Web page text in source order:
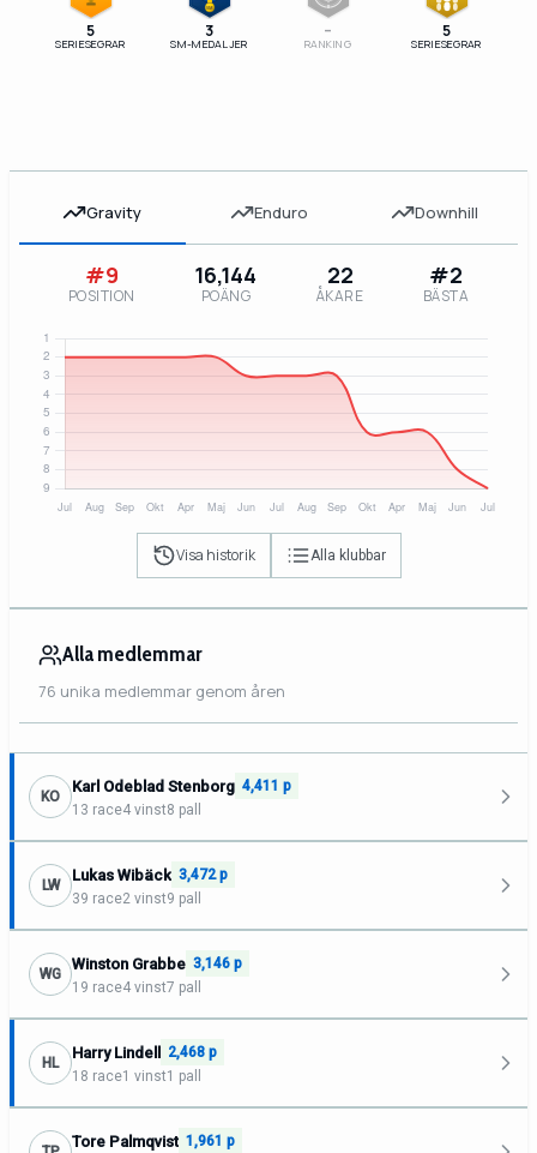
Gravity Enduro Downhill
#9
POSITION
16,144
POÄNG
22
ÅKARE
#2
BÄSTA
Visa historik Alla klubbar
Alla medlemmar
76 unika medlemmar genom åren
KO
Karl Odeblad Stenborg 4,411 p
13 race4 vinst8 pall
LW
Lukas Wibäck 3,472 p
39 race2 vinst9 pall
WG
Winston Grabbe 3,146 p
19 race4 vinst7 pall
HL
Harry Lindell 2,468 p
18 race1 vinst1 pall
Tore Palmqvist 1,961 p
5
SERIESEGRAR
SM
3
SM-MEDALJER
–
RANKING
5
SERIESEGRAR